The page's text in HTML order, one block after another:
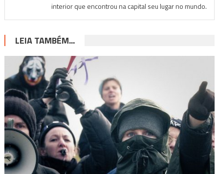
interior que encontrou na capital seu lugar no mundo.
LEIA TAMBÉM...